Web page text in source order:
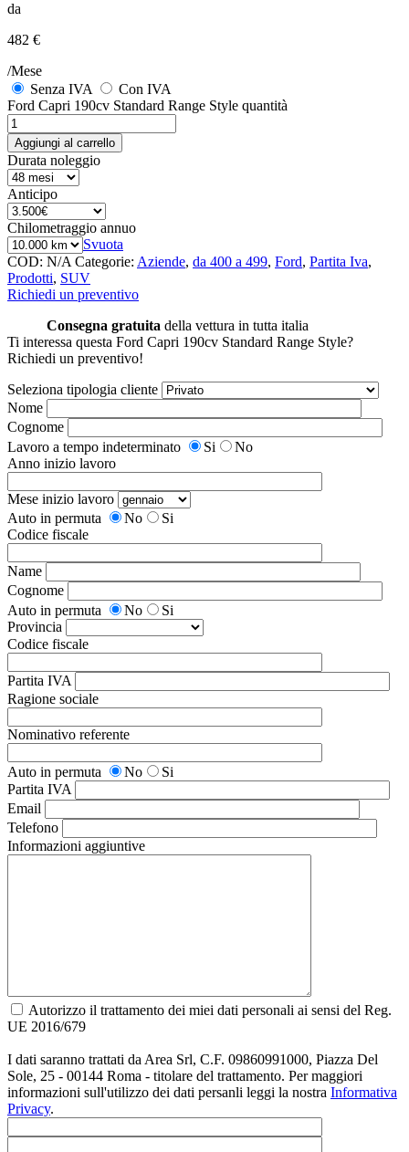
da
482 €
/Mese
Senza IVA
Con IVA
Ford Capri 190cv Standard Range Style quantità
Aggiungi al carrello
Durata noleggio
Anticipo
Chilometraggio annuo
Svuota
COD: N/A Categorie: Aziende, da 400 a 499, Ford, Partita Iva,
Prodotti, SUV
Richiedi un preventivo
Consegna gratuita della vettura in tutta italia
Ti interessa questa Ford Capri 190cv Standard Range Style?
Richiedi un preventivo!
Seleziona tipologia cliente
Nome
Cognome
Lavoro a tempo indeterminato
Si
No
Anno inizio lavoro
Mese inizio lavoro
Auto in permuta
No
Si
Codice fiscale
Name
Cognome
Auto in permuta
No
Si
Provincia
Codice fiscale
Partita IVA
Ragione sociale
Nominativo referente
Auto in permuta No
Si
Partita IVA
Email
Telefono
Informazioni aggiuntive
Autorizzo il trattamento dei miei dati personali ai sensi del Reg.
UE 2016/679
I dati saranno trattati da Area Srl, C.F. 09860991000, Piazza Del
Sole, 25 - 00144 Roma - titolare del trattamento. Per maggiori
informazioni sull'utilizzo dei dati persanli leggi la nostra Informativa
Privacy.